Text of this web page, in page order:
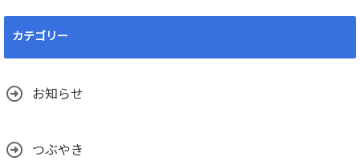
カテゴリー
お知らせ
つぶやき